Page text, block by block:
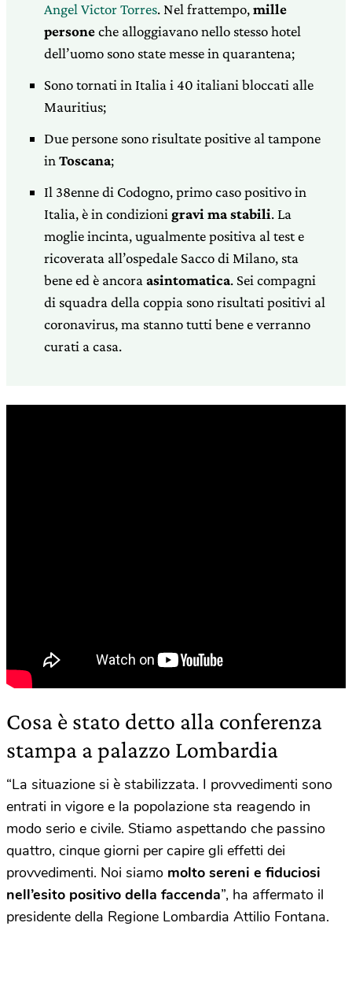
Angel Victor Torres. Nel frattempo,mille
personeche alloggiavano nello stesso hotel
dell’uomo sono state messe in quarantena;
Sono tornati in Italia i 40 italiani bloccati alle
Mauritius;
Due persone sono risultate positive al tampone
in Toscana;
Il 38enne di Codogno, primo caso positivo in
Italia, è in condizioni gravi ma stabili. La
moglie incinta, ugualmente positiva al test e
ricoverata all’ospedale Sacco di Milano, sta
bene ed è ancora asintomatica. Sei compagni
di squadra della coppia sono risultati positivi al
coronavirus, ma stanno tutti bene e verranno
curati a casa.
Cosa è stato detto alla conferenza
stampa a palazzo Lombardia
“La situazione si è stabilizzata. I provvedimenti sono
entrati in vigore e la popolazione sta reagendo in
modo serio e civile. Stiamo aspettando che passino
quattro, cinque giorni per capire gli effetti dei
provvedimenti. Noi siamo molto sereni e fiduciosi
nell’esito positivo della faccenda”, ha affermato il
presidente della Regione Lombardia Attilio Fontana.